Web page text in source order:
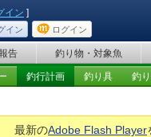
イン ]
イン ログイン
告 釣り物・対象魚
釣行計画 釣り具 釣
最新のAdobe Flash Player